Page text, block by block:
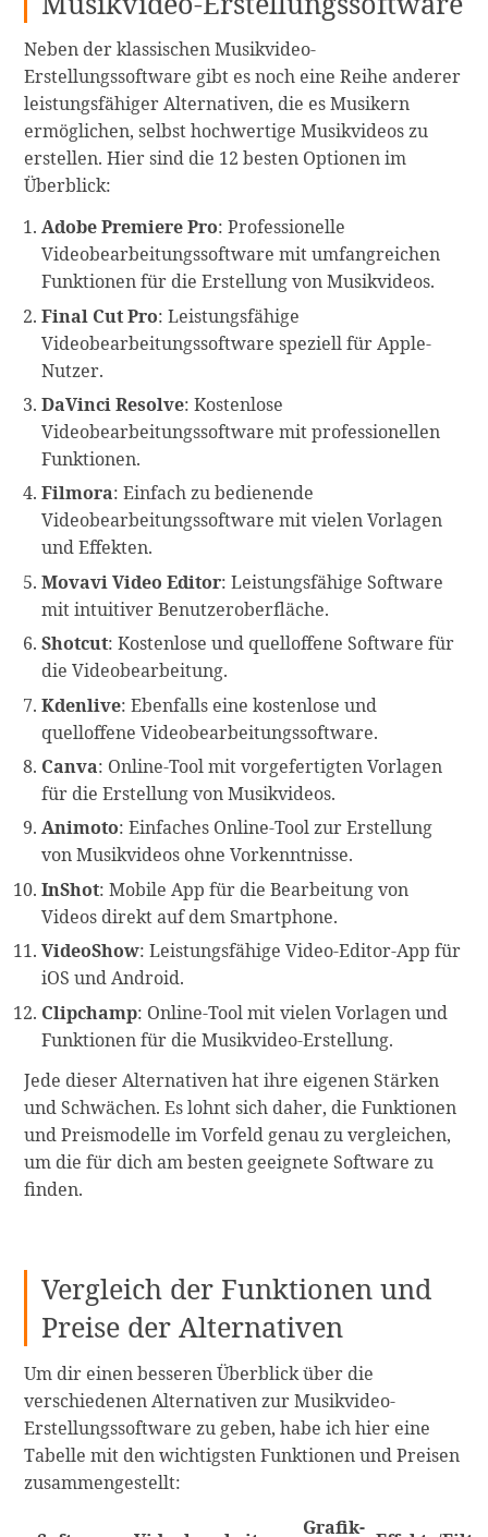
Neben der klassischen Musikvideo-
Erstellungssoftware gibt es noch eine Reihe anderer
leistungsfähiger Alternativen, die es Musikern
ermöglichen, selbst hochwertige Musikvideos zu
erstellen. Hier sind die 12 besten Optionen im
Überblick:
Adobe Premiere Pro: Professionelle
Videobearbeitungssoftware mit umfangreichen
Funktionen für die Erstellung von Musikvideos.
Final Cut Pro: Leistungsfähige
Videobearbeitungssoftware speziell für Apple-
Nutzer.
DaVinci Resolve: Kostenlose
Videobearbeitungssoftware mit professionellen
Funktionen.
Filmora: Einfach zu bedienende
Videobearbeitungssoftware mit vielen Vorlagen
und Effekten.
Movavi Video Editor: Leistungsfähige Software
mit intuitiver Benutzeroberfläche.
Shotcut: Kostenlose und quelloffene Software für
die Videobearbeitung.
Kdenlive: Ebenfalls eine kostenlose und
quelloffene Videobearbeitungssoftware.
Canva: Online-Tool mit vorgefertigten Vorlagen
für die Erstellung von Musikvideos.
Animoto: Einfaches Online-Tool zur Erstellung
von Musikvideos ohne Vorkenntnisse.
InShot: Mobile App für die Bearbeitung von
Videos direkt auf dem Smartphone.
VideoShow: Leistungsfähige Video-Editor-App für
iOS und Android.
Clipchamp: Online-Tool mit vielen Vorlagen und
Funktionen für die Musikvideo-Erstellung.
Jede dieser Alternativen hat ihre eigenen Stärken
und Schwächen. Es lohnt sich daher, die Funktionen
und Preismodelle im Vorfeld genau zu vergleichen,
um die für dich am besten geeignete Software zu
finden.
Vergleich der Funktionen und
Preise der Alternativen
Um dir einen besseren Überblick über die
verschiedenen Alternativen zur Musikvideo-
Erstellungssoftware zu geben, habe ich hier eine
Tabelle mit den wichtigsten Funktionen und Preisen
zusammengestellt:
Grafik-